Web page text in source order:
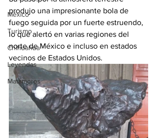
México
Turismo
Chihuahua
Leyendas
Matamoros
produjo una impresionante bola de
fuego seguida por un fuerte estruendo,
lo que alertó en varias regiones del
norte de México e incluso en estados
vecinos de Estados Unidos.